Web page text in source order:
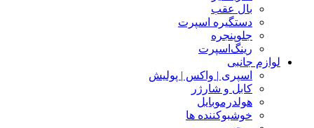
بال عقب
دستگیره اسپرت
جلوپنجره
رینگ‌اسپرت
لوازم جانبی
اسپری | واکس | پولیش
کابل و شارژر
هولدرموبایل
خوشبوکننده ها